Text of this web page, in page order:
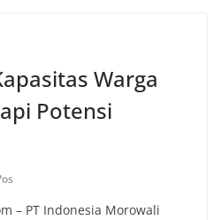
Warga
Potensi
– PT Indonesia Morowali